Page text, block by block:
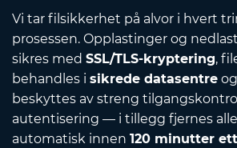
Vi tar filsikkerhet på alvor i hvert
prosessen. Opplastinger og
sikres med SSL/TLS-kryptering,
behandles i sikrede datasentre og
beskyttes av streng
autentisering — i tillegg fjernes
automatisk innen 120 minutter